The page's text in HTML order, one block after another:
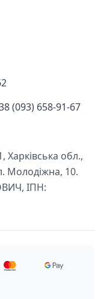
(093) 658-91-67
Харківська обл.,
Молодіжна, 10.
ІПН: